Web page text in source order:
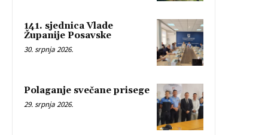
141. sjednica Vlade
Županije Posavske
30. srpnja 2026.
Polaganje svečane prisege
29. srpnja 2026.